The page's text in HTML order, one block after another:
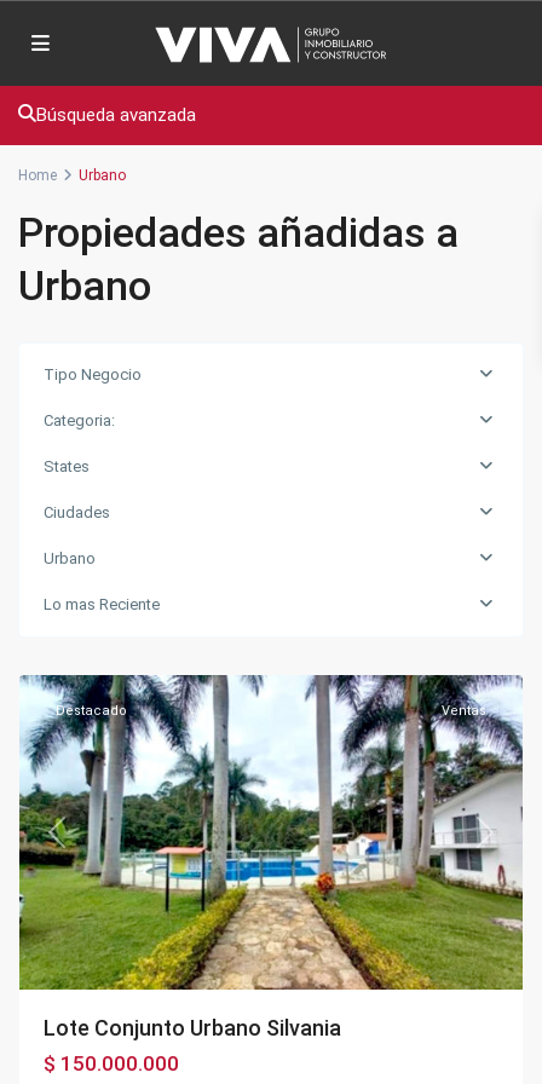
Búsqueda avanzada
Home Urbano
Propiedades añadidas a
Urbano
Tipo Negocio
Categoria:
States
Ciudades
Urbano
Lo mas Reciente
Previous Next
Destacado Ventas
Lote Conjunto Urbano Silvania
$ 150.000.000